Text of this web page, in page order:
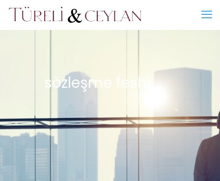
sözleşme feshi